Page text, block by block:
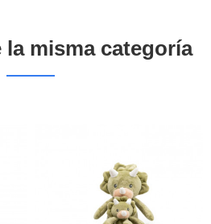
misma categoría